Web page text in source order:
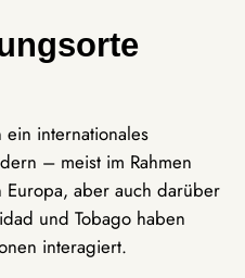
ein internationales
– meist im Rahmen
Europa, aber auch darüber
und Tobago haben
interagiert.